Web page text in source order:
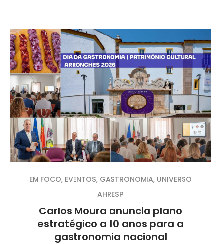
Carlos Moura anuncia plano
estratégico a 10 anos para a
gastronomia nacional
EM FOCO, EVENTOS, GASTRONOMIA, UNIVERSO
AHRESP